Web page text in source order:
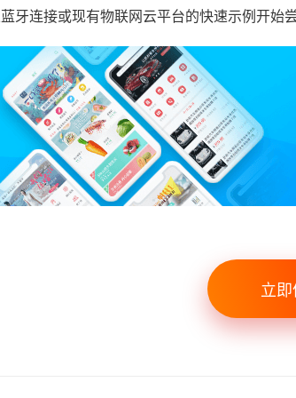
牙连接或现有物联网云平台的快速示例开始
立